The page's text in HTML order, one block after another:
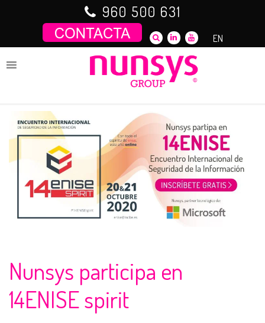
960 500 631
EN
Nunsys participa en
14ENISE spirit